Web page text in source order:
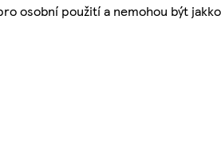
osobní použití a nemohou být